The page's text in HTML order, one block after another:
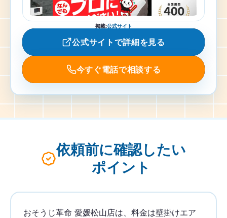
掲載:公式サイト
公式サイトで詳細を見る
今すぐ電話で相談する
依頼前に確認したい
ポイント
おそうじ革命 愛媛松山店は、料金は壁掛けエア